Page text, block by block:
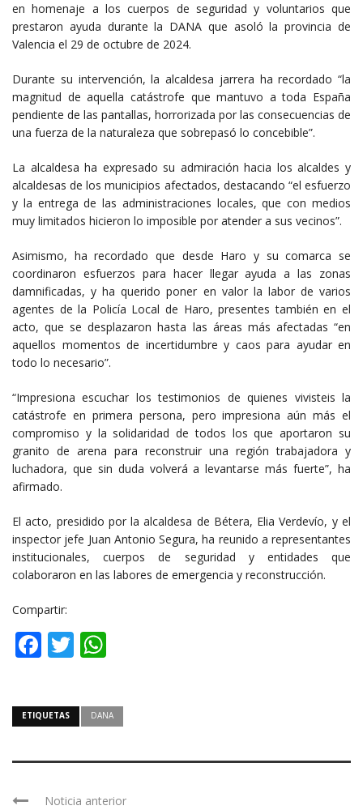
en homenaje a los cuerpos de seguridad y voluntarios que
prestaron ayuda durante la DANA que asoló la provincia de
Valencia el 29 de octubre de 2024.
Durante su intervención, la alcaldesa jarrera ha recordado “la
magnitud de aquella catástrofe que mantuvo a toda España
pendiente de las pantallas, horrorizada por las consecuencias de
una fuerza de la naturaleza que sobrepasó lo concebible”.
La alcaldesa ha expresado su admiración hacia los alcaldes y
alcaldesas de los municipios afectados, destacando “el esfuerzo
y la entrega de las administraciones locales, que con medios
muy limitados hicieron lo imposible por atender a sus vecinos”.
Asimismo, ha recordado que desde Haro y su comarca se
coordinaron esfuerzos para hacer llegar ayuda a las zonas
damnificadas, y ha querido poner en valor la labor de varios
agentes de la Policía Local de Haro, presentes también en el
acto, que se desplazaron hasta las áreas más afectadas “en
aquellos momentos de incertidumbre y caos para ayudar en
todo lo necesario”.
“Impresiona escuchar los testimonios de quienes vivisteis la
catástrofe en primera persona, pero impresiona aún más el
compromiso y la solidaridad de todos los que aportaron su
granito de arena para reconstruir una región trabajadora y
luchadora, que sin duda volverá a levantarse más fuerte”, ha
afirmado.
El acto, presidido por la alcaldesa de Bétera, Elia Verdevío, y el
inspector jefe Juan Antonio Segura, ha reunido a representantes
institucionales, cuerpos de seguridad y entidades que
colaboraron en las labores de emergencia y reconstrucción.
Compartir:
Facebook
Twitter
ETIQUETAS DANA
Noticia anterior